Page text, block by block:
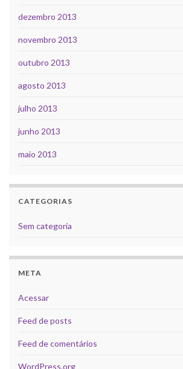
dezembro 2013
novembro 2013
outubro 2013
agosto 2013
julho 2013
junho 2013
maio 2013
CATEGORIAS
Sem categoria
META
Acessar
Feed de posts
Feed de comentários
WordPress.org